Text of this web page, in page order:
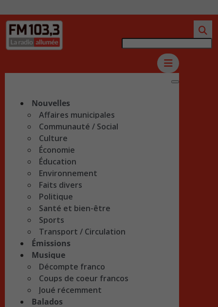
Nouvelles
Affaires municipales
Communauté / Social
Culture
Économie
Éducation
Environnement
Faits divers
Politique
Santé et bien-être
Sports
Transport / Circulation
Émissions
Musique
Décompte franco
Coups de coeur francos
Joué récemment
Balados